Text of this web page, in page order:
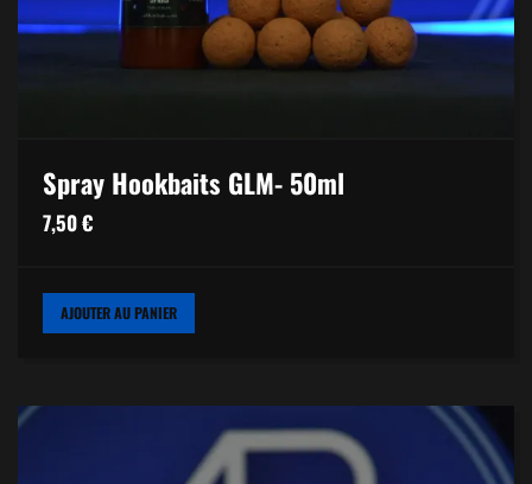
Spray Hookbaits GLM- 50ml
7,50€
AJOUTER AU PANIER